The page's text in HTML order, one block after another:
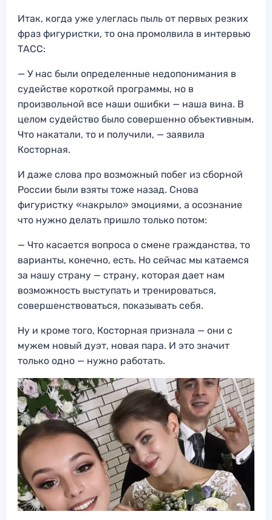
Итак, когда уже улеглась пыль от первых резких
фраз фигуристки, то она промолвила в интервью
ТАСС:
— У нас были определенные недопонимания в
судействе короткой программы, но в
произвольной все наши ошибки — наша вина. В
целом судейство было совершенно объективным.
Что накатали, то и получили, — заявила
Косторная.
И даже слова про возможный побег из сборной
России были взяты тоже назад. Снова
фигуристку «накрыло» эмоциями, а осознание
что нужно делать пришло только потом:
— Что касается вопроса о смене гражданства, то
варианты, конечно, есть. Но сейчас мы катаемся
за нашу страну — страну, которая дает нам
возможность выступать и тренироваться,
совершенствоваться, показывать себя.
Ну и кроме того, Косторная признала — они с
мужем новый дуэт, новая пара. И это значит
только одно — нужно работать.